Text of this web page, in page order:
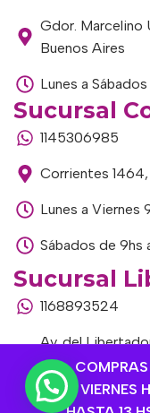
VIERNES
Gdor. Marcelino
Buenos Aires
Lunes a
Sucursal
1145306985
Corrientes
Lunes a Viernes
Sábados de 9hs
Sucursal
1168893524
Av. del
Buenos Aires
Lunes a Viernes